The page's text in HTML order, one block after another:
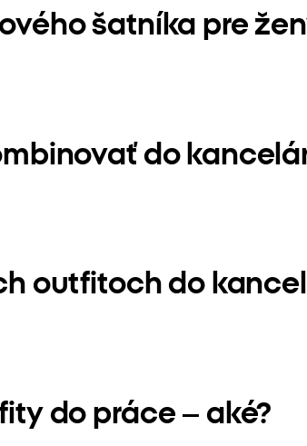
šatníka pre
do
outfitoch do
do práce – aké?